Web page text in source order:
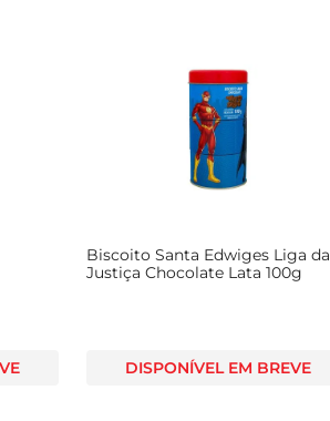
Biscoito Santa Edwiges Liga da
Justiça Chocolate Lata 100g
DISPONÍVEL EM BREVE